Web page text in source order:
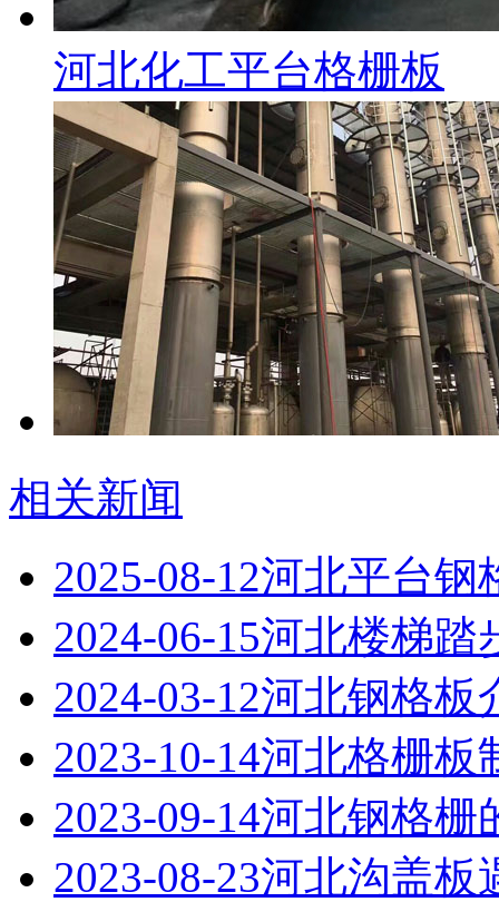
河北化工平台格栅板
相关新闻
2025-08-12河北平台钢
2024-06-15河北楼梯踏
2024-03-12河北钢格板
2023-10-14河北格栅板
2023-09-14河北钢格栅
2023-08-23河北沟盖板